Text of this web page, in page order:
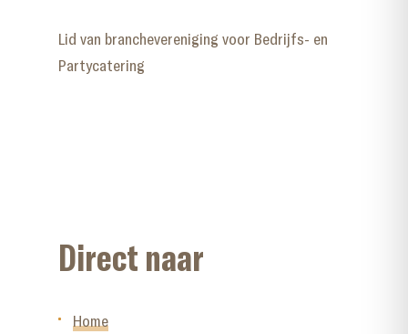
Lid van branchevereniging voor Bedrijfs- en
Partycatering
Direct naar
Home